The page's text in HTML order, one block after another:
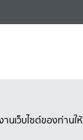
นเว็บไซต์ของท่านให้